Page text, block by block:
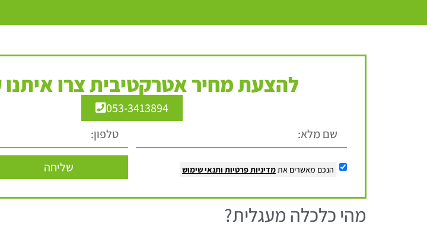
להצעת מחיר אטרקטיבית צרו
053-3413894
הנכם מאשרים אתמדיניות פרטיות ותנאי שימוש שליחה
מהי כלכלה מעגלית?